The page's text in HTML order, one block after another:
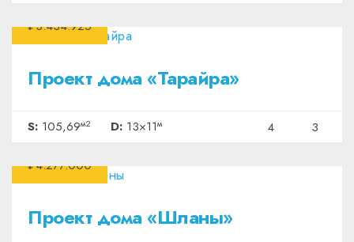
₽3.434.925
Проект дома «Тарайра»
S: 105,69м2 D: 13×11м 4 3
₽4.277.000
Проект дома «Шланы»